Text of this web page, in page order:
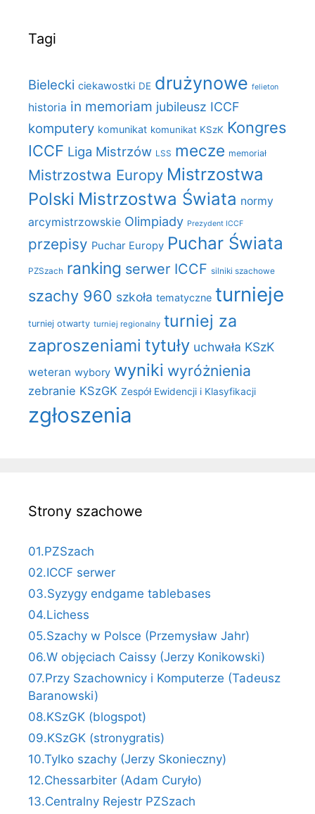
Tagi
Bielecki ciekawostki DE drużynowe felieton
historia in memoriam jubileusz ICCF
komputery komunikat komunikat KSzK Kongres
ICCF Liga Mistrzów LSS mecze memoriał
Mistrzostwa Europy Mistrzostwa
Polski Mistrzostwa Świata normy
arcymistrzowskie Olimpiady Prezydent ICCF
przepisy Puchar Europy Puchar Świata
PZSzach ranking serwer ICCF silniki szachowe
szachy 960 szkoła tematyczne turnieje
turniej otwarty turniej regionalny turniej za
zaproszeniami tytuły uchwała KSzK
weteran wybory wyniki wyróżnienia
zebranie KSzGK Zespół Ewidencji i Klasyfikacji
zgłoszenia
Strony szachowe
01.PZSzach
02.ICCF serwer
03.Syzygy endgame tablebases
04.Lichess
05.Szachy w Polsce (Przemysław Jahr)
06.W objęciach Caissy (Jerzy Konikowski)
07.Przy Szachownicy i Komputerze (Tadeusz
Baranowski)
08.KSzGK (blogspot)
09.KSzGK (stronygratis)
10.Tylko szachy (Jerzy Skonieczny)
12.Chessarbiter (Adam Curyło)
13.Centralny Rejestr PZSzach